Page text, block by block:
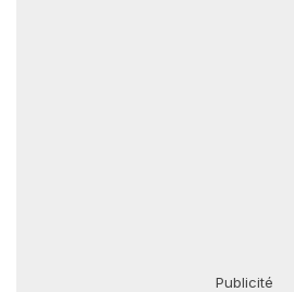
Publicité